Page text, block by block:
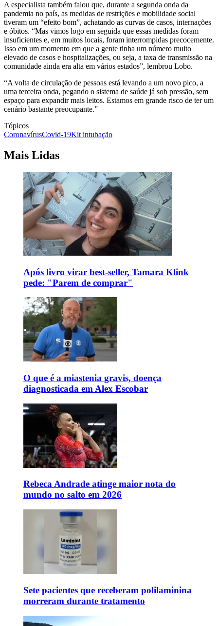
A especialista também falou que, durante a segunda onda da
pandemia no país, as medidas de restrições e mobilidade social
tiveram um “efeito bom”, achatando as curvas de casos, internações
e óbitos. “Mas vimos logo em seguida que essas medidas foram
insuficientes e, em muitos locais, foram interrompidas precocemente.
Isso em um momento em que a gente tinha um número muito
elevado de casos e hospitalizações, ou seja, a taxa de transmissão na
comunidade ainda era alta em vários estados”, lembrou Lobo.
“A volta de circulação de pessoas está levando a um novo pico, a
uma terceira onda, pegando o sistema de saúde já sob pressão, sem
espaço para expandir mais leitos. Estamos em grande risco de ter um
cenário bastante preocupante.”
Tópicos
CoronavírusCovid-19Kit intubação
Mais Lidas
Após livro virar best-seller, Tamara Klink
pede: "Parem de comprar"
O que é a miastenia gravis, doença
diagnosticada em Alex Escobar
Rebeca Andrade atinge maior nota do
mundo no salto em 2026
Sete pacientes que receberam polilaminina
morreram durante tratamento